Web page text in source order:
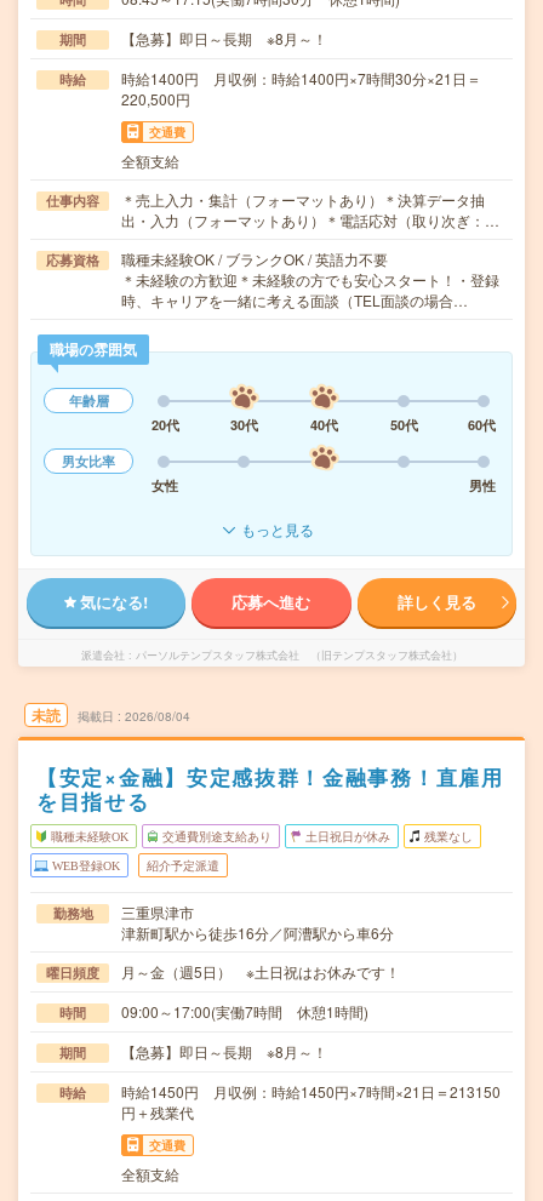
期間 【急募】即日～長期 ※8月～！
時給
時給1400円 月収例：時給1400円×7時間30分×21日＝
220,500円
交通費
全額支給
仕事内容
＊売上入力・集計（フォーマットあり）＊決算データ抽
出・入力（フォーマットあり）＊電話応対（取り次ぎ：…
応募資格
職種未経験OK / ブランクOK / 英語力不要
＊未経験の方歓迎＊未経験の方でも安心スタート！・登録
時、キャリアを一緒に考える面談（TEL面談の場合…
職場の雰囲気
年齢層
20代
30代 40代 50代
60代
男女比率
女性
男性
もっと見る
気になる! 応募へ進む 詳しく見る
派遣会社 パーソルテンプスタッフ株式会社 （旧テンプスタッフ株式会社）
未読 掲載日 2026/08/04
【安定×金融】安定感抜群！金融事務！直雇用
を目指せる
職種未経験OK 交通費別途支給あり 土日祝日が休み 残業なし
WEB登録OK 紹介予定派遣
勤務地
三重県津市
津新町駅から徒歩16分／阿漕駅から車6分
曜日頻度 月～金（週5日） ※土日祝はお休みです！
時間 09:00～17:00(実働7時間 休憩1時間)
期間 【急募】即日～長期 ※8月～！
時給
時給1450円 月収例：時給1450円×7時間×21日＝213150
円＋残業代
交通費
全額支給